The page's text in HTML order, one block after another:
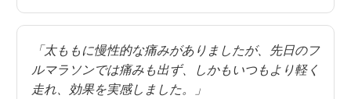
「太ももに慢性的な痛みがありましたが、先日のフ
ルマラソンでは痛みも出ず、しかもいつもより軽く
走れ、効果を実感しました。」